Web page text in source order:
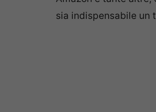
sia indispensabile un